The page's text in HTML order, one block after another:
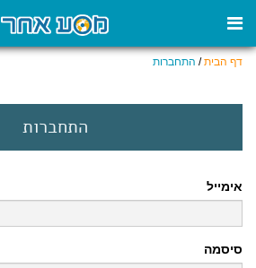
דף הבית/ התחברות
התחברות
אימייל
סיסמה